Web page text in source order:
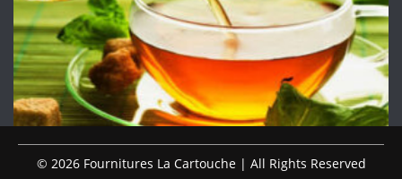
© 2026 Fournitures La Cartouche | All Rights Reserved